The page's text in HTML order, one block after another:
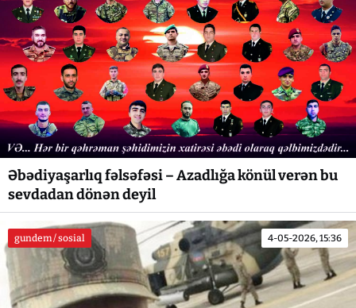
Əbədiyaşarlıq fəlsəfəsi – Azadlığa könül verən bu
sevdadan dönən deyil
gundem / sosial 4-05-2026, 15:36